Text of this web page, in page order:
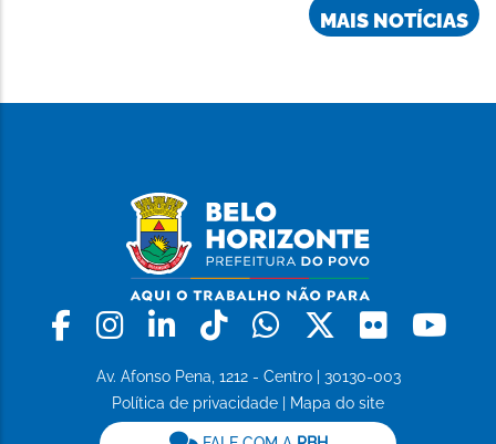
MAIS NOTÍCIAS
Facebook
Instagram
LinkedinTiktokWhatsapp
X Flickr
Av. Afonso Pena, 1212 - Centro | 30130-003
Política de privacidade
Mapa do site